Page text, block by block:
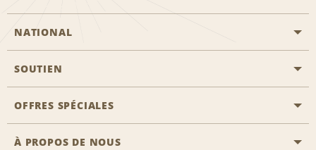
NATIONAL
Aviation générale
Emplacements Emerald Aisle
Agents de voyage
SOUTIEN
Clients ayant un handicap
Nous contacter
OFFRES SPÉCIALES
Toutes les offres
À PROPOS DE NOUS